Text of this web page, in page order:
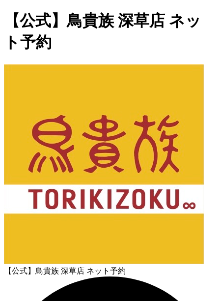
【公式】鳥貴族 深草店 ネッ
ト予約
【公式】鳥貴族 深草店 ネット予約